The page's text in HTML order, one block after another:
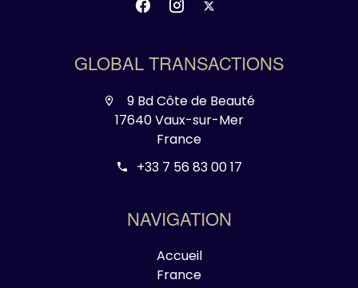
GLOBAL TRANSACTIONS
9 Bd Côte de Beauté
17640 Vaux-sur-Mer
France
+33 7 56 83 00 17
NAVIGATION
Accueil
France